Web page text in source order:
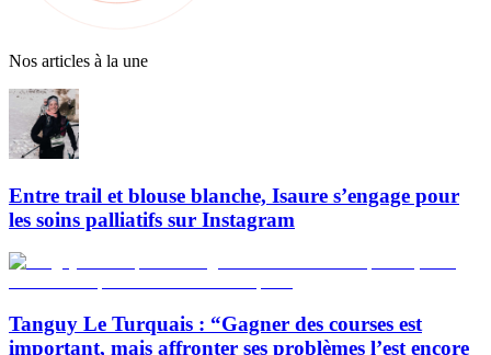
Nos articles à la une
Entre trail et blouse blanche, Isaure s’engage pour
les soins palliatifs sur Instagram
Tanguy Le Turquais : “Gagner des courses est
important, mais affronter ses problèmes l’est encore